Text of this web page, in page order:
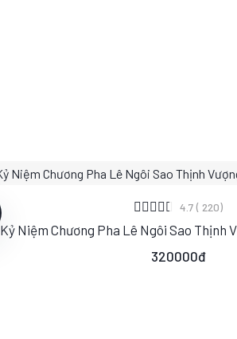
XEM CHI TIẾT
S M L
4.7 ( 220)
Kỷ Niệm Chương Pha Lê Ngôi Sao Thịnh
320000đ